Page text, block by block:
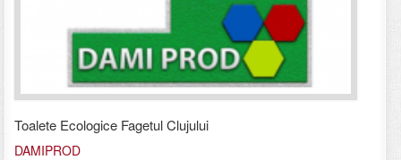
Toalete Ecologice Fagetul Clujului
DAMIPROD